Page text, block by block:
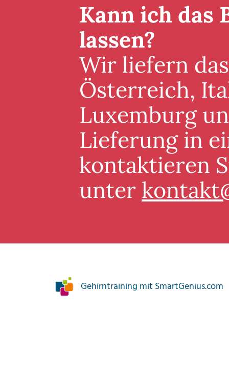
Kann ich das
lassen?
Wir liefern
Österreich,
Luxemburg
Lieferung in
kontaktieren
unter
Gehirntraining mit SmartGenius.com